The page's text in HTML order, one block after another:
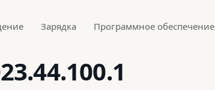
Зарядка Программное обеспечение